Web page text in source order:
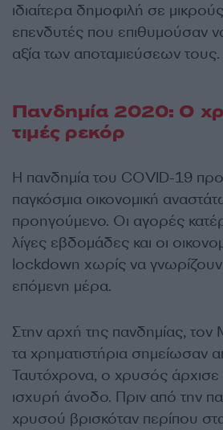
ιδιαίτερα δημοφιλή σε
επενδυτές που επιθυμούσαν
αξία των αποταμιεύσεων τους.
Πανδημία 2020: Ο
τιμές ρεκόρ
Η πανδημία του COVID-19
παγκόσμια οικονομική
προηγούμενο. Οι αγορές
λίγες εβδομάδες και οι
lockdown χωρίς να γνωρίζουν
επόμενη μέρα.
Στην αρχή της πανδημίας,
τα χρηματιστήρια σημείωσαν
Ταυτόχρονα, ο χρυσός άρχισε
ισχυρή άνοδο. Πριν από την
χρυσού βρισκόταν περίπου